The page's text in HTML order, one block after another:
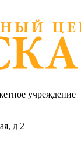
учреждение
д 2